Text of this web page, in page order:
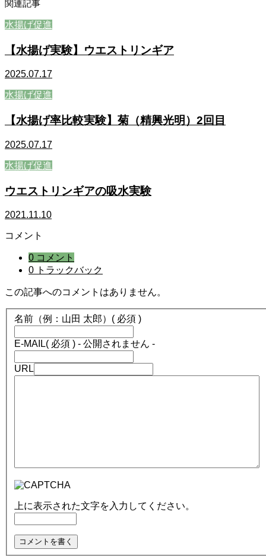
関連記事
水揚げ促進
【水揚げ実験】ウエストリンギア
2025.07.17
水揚げ促進
【水揚げ率比較実験】菊（精興光明）2回目
2025.07.17
水揚げ促進
ウエストリンギアの吸水実験
2021.11.10
コメント
0 コメント
0 トラックバック
この記事へのコメントはありません。
名前（例：山田 太郎） ( 必須 )
E-MAIL( 必須 ) - 公開されません -
URL
上に表示された文字を入力してください。